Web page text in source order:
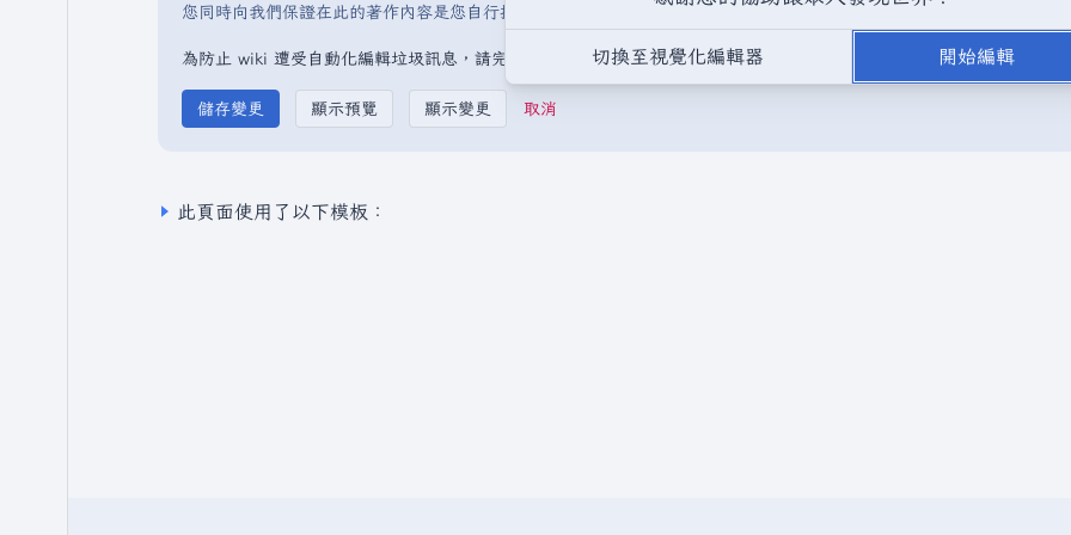
您同時向我們保證在此的著作內容是您自行撰寫，或是取自不受版權保護的公開領域或自由資源。
請勿在未經授權的情
為防止 wiki 遭受自動化編輯垃圾訊息，請完成以下驗證碼：
取消
此頁面使用了以下模板：
切換至視覺化編輯器 開始編輯